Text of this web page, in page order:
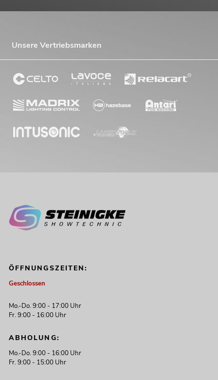
Unsere Vertriebsmarken
ÖFFNUNGSZEITEN:
Geschlossen
Mo.-Do. 9:00 - 17:00 Uhr
Fr. 9:00 - 16:00 Uhr
ABHOLUNG:
Mo.-Do. 9:00 - 16:00 Uhr
Fr. 9:00 - 15:00 Uhr